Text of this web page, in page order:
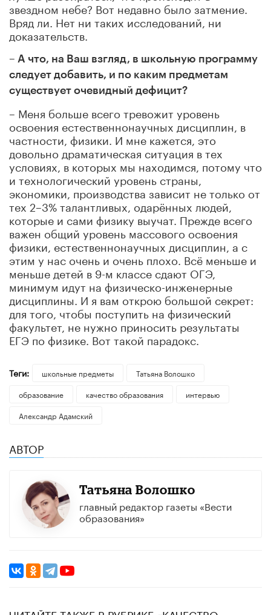
звездном небе? Вот недавно было затмение.
Вряд ли. Нет ни таких исследований, ни
доказательств.
– А что, на Ваш взгляд, в школьную программу
следует добавить, и по каким предметам
существует очевидный дефицит?
– Меня больше всего тревожит уровень
освоения естественнонаучных дисциплин, в
частности, физики. И мне кажется, это
довольно драматическая ситуация в тех
условиях, в которых мы находимся, потому что
и технологический уровень страны,
экономики, производства зависит не только от
тех 2–3% талантливых, одарённых людей,
которые и сами физику выучат. Прежде всего
важен общий уровень массового освоения
физики, естественнонаучных дисциплин, а с
этим у нас очень и очень плохо. Всё меньше и
меньше детей в 9-м классе сдают ОГЭ,
минимум идут на физическо-инженерные
дисциплины. И я вам открою большой секрет:
для того, чтобы поступить на физический
факультет, не нужно приносить результаты
ЕГЭ по физике. Вот такой парадокс.
Теги: школьные предметы
Татьяна Волошко
образование
качество образования
интервью
Александр Адамский
АВТОР
Татьяна Волошко
главный редактор газеты «Вести
образования»